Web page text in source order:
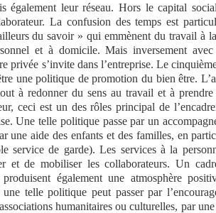
également leur réseau. Hors le capital
La confusion des temps est
du savoir » qui emmènent du travail à
et à domicile. Mais inversement
privée s’invite dans l’entreprise. Le
une politique de promotion du bien être.
à redonner du sens au travail et à
ceci est un des rôles principal de
Une telle politique passe par un
une aide des enfants et des familles, en
service de garde). Les services à la
et de mobiliser les collaborateurs. Un
produisent également une atmosphère
telle politique peut passer par
humanitaires ou culturelles, par